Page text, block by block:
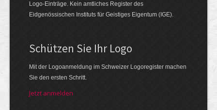
Logo-Einträge. Kein amtliches Register des
Eidgenössischen Instituts für Geistiges Eigentum (IGE).
Schützen Sie Ihr Logo
Mit der Logo­an­meldung im Schweizer Logo­register machen
Sie den ersten Schritt.
Jetzt anmelden